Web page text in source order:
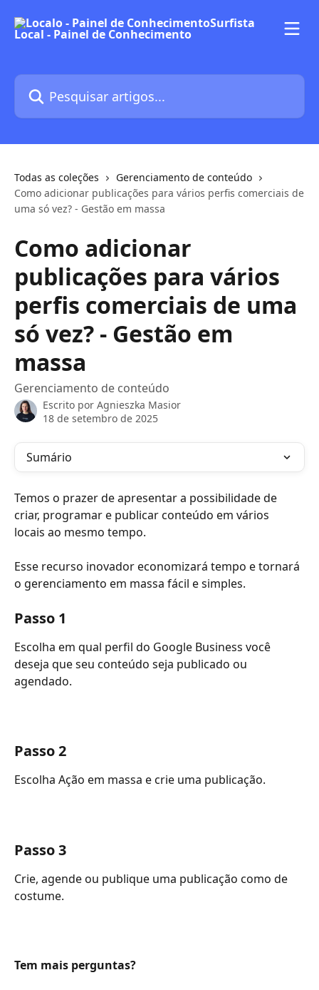
Pesquisar artigos...
Todas as coleções
Gerenciamento de conteúdo
Como adicionar publicações para vários perfis comerciais de
uma só vez? - Gestão em massa
Como adicionar
publicações para vários
perfis comerciais de uma
só vez? - Gestão em
massa
Gerenciamento de conteúdo
Escrito por Agnieszka Masior
18 de setembro de 2025
Sumário
Temos o prazer de apresentar a possibilidade de
criar, programar e publicar conteúdo em vários
locais ao mesmo tempo.
Esse recurso inovador economizará tempo e tornará
o gerenciamento em massa fácil e simples.
Passo 1
Escolha em qual perfil do Google Business você
deseja que seu conteúdo seja publicado ou
agendado.
Passo 2
Escolha Ação em massa e crie uma publicação.
Passo 3
Crie, agende ou publique uma publicação como de
costume.
Tem mais perguntas?